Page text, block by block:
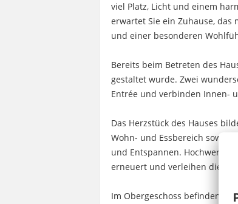
viel Platz, Licht und einem
erwartet Sie ein Zuhause,
und einer besonderen
Bereits beim Betreten des
gestaltet wurde. Zwei
Entrée und verbinden Innen-
Das Herzstück des Hauses
Wohn- und Essbereich sowie
und Entspannen.
erneuert und verleihen dieser
Im Obergeschoss befinden